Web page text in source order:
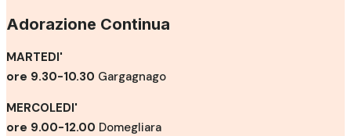
Adorazione Continua
MARTEDI'
ore 9.30-10.30 Gargagnago
MERCOLEDI'
ore 9.00-12.00 Domegliara